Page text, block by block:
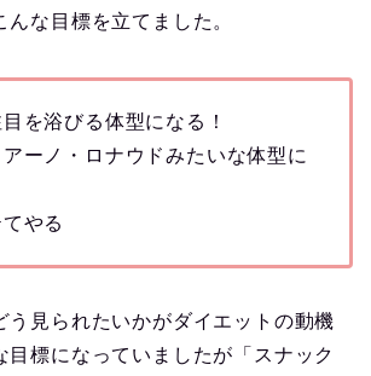
な目標を立てました。
を浴びる体型になる！
アーノ・ロナウドみたいな体型に
やる
う見られたいかがダイエットの動機
目標になっていましたが「スナック